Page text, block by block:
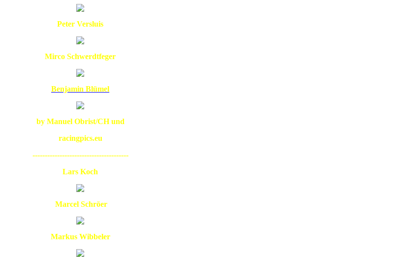
Peter Versluis
Mirco Schwerdtfeger
Benjamin Blümel
by Manuel Obrist/CH und
racingpics.eu
---------------------------------------
Lars Koch
Marcel Schröer
Markus Wibbeler